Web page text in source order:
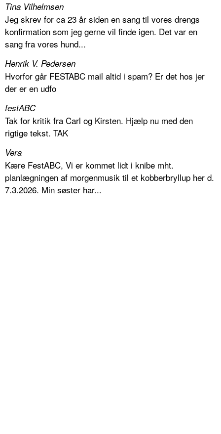
Tina Vilhelmsen
Jeg skrev for ca 23 år siden en sang til vores drengs
konfirmation som jeg gerne vil finde igen. Det var en
sang fra vores hund...
Henrik V. Pedersen
Hvorfor går FESTABC mail altid i spam? Er det hos jer
der er en udfo
festABC
Tak for kritik fra Carl og Kirsten. Hjælp nu med den
rigtige tekst. TAK
Vera
Kære FestABC, Vi er kommet lidt i knibe mht.
planlægningen af morgenmusik til et kobberbryllup her d.
7.3.2026. Min søster har...